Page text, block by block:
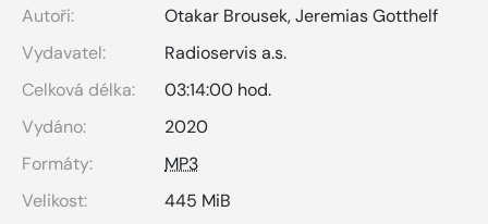
Autoři: Otakar Brousek,Jeremias Gotthelf
Vydavatel:
Radioservis a.s.
Celková délka:
03:14:00 hod.
Vydáno:
2020
Formáty:
MP3
Velikost:
445 MiB